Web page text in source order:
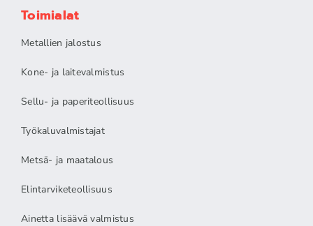
Toimialat
Metallien jalostus
Kone- ja laitevalmistus
Sellu- ja paperiteollisuus
Työkaluvalmistajat
Metsä- ja maatalous
Elintarviketeollisuus
Ainetta lisäävä valmistus